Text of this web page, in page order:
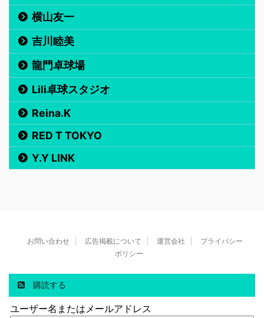
横山友一
吉川睦美
龍門卓球場
Lili卓球スタジオ
Reina.K
RED T TOKYO
Y.Y LINK
お問い合わせ 広告掲載について 運営会社
プライバシー
ポリシー
購読する
ユーザー名またはメールアドレス